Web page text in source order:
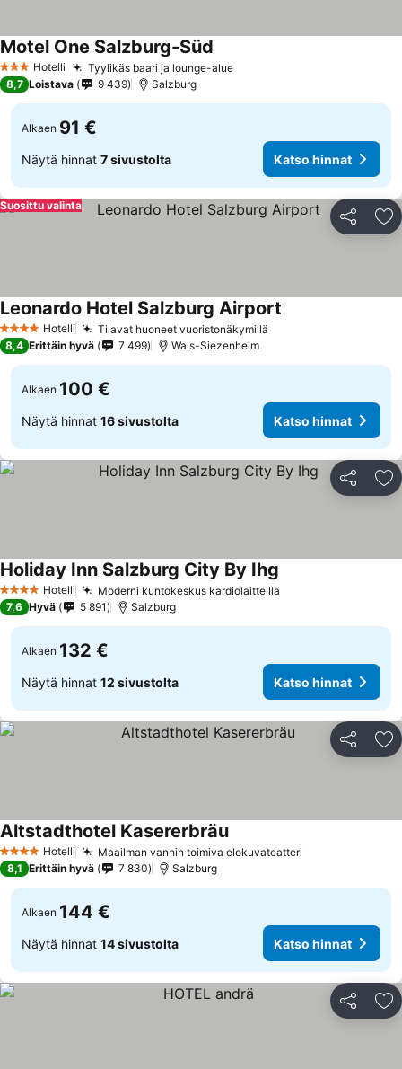
3 Tähtiluokitus
Hotelli Tyylikäs baari ja lounge-alue
Motel One Salzburg-Süd
8,7 Loistava 9 439 Salzburg
Alkaen 91 €
Näytä hinnat 7 sivustolta Katso hinnat
Jaa
Suosittu valinta
4 Tähtiluokitus
Hotelli Tilavat huoneet vuoristonäkymillä
Leonardo Hotel Salzburg Airport
8,4 Erittäin hyvä 7 499 Wals-Siezenheim
Alkaen 100 €
Näytä hinnat 16 sivustolta Katso hinnat
Jaa
4 Tähtiluokitus
Hotelli Moderni kuntokeskus kardiolaitteilla
Holiday Inn Salzburg City By Ihg
7,6 Hyvä 5 891 Salzburg
Alkaen 132 €
Näytä hinnat 12 sivustolta Katso hinnat
Jaa
4 Tähtiluokitus
Hotelli Maailman vanhin toimiva elokuvateatteri
Altstadthotel Kasererbräu
8,1 Erittäin hyvä 7 830 Salzburg
Alkaen 144 €
Näytä hinnat 14 sivustolta Katso hinnat
Jaa